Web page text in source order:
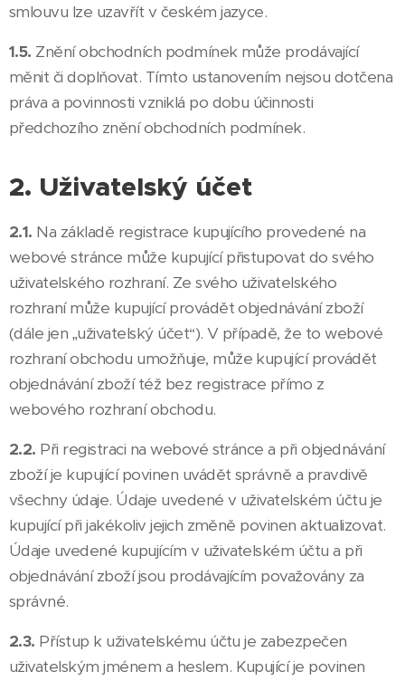
smlouvu lze uzavřít v českém jazyce.
1.5. Znění obchodních podmínek může prodávající
měnit či doplňovat. Tímto ustanovením nejsou dotčena
práva a povinnosti vzniklá po dobu účinnosti
předchozího znění obchodních podmínek.
2. Uživatelský účet
2.1. Na základě registrace kupujícího provedené na
webové stránce může kupující přistupovat do svého
uživatelského rozhraní. Ze svého uživatelského
rozhraní může kupující provádět objednávání zboží
(dále jen „uživatelský účet“). V případě, že to webové
rozhraní obchodu umožňuje, může kupující provádět
objednávání zboží též bez registrace přímo z
webového rozhraní obchodu.
2.2. Při registraci na webové stránce a při objednávání
zboží je kupující povinen uvádět správně a pravdivě
všechny údaje. Údaje uvedené v uživatelském účtu je
kupující při jakékoliv jejich změně povinen aktualizovat.
Údaje uvedené kupujícím v uživatelském účtu a při
objednávání zboží jsou prodávajícím považovány za
správné.
2.3. Přístup k uživatelskému účtu je zabezpečen
uživatelským jménem a heslem. Kupující je povinen